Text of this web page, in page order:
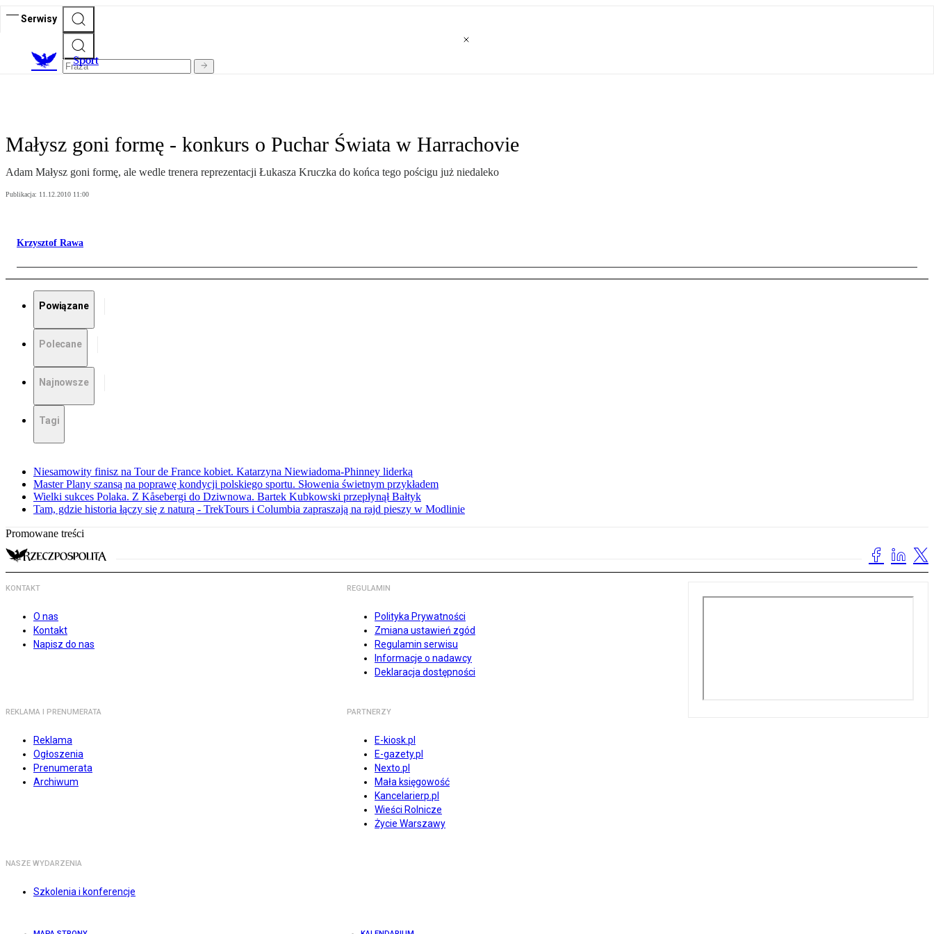
Serwisy
Sport
Małysz goni formę - konkurs o Puchar Świata w Harrachovie
Adam Małysz goni formę, ale wedle trenera reprezentacji Łukasza Kruczka do końca tego pościgu już niedaleko
Publikacja: 11.12.2010 11:00
Krzysztof Rawa
Powiązane
Polecane
Najnowsze
Tagi
Niesamowity finisz na Tour de France kobiet. Katarzyna Niewiadoma-Phinney liderką
Master Plany szansą na poprawę kondycji polskiego sportu. Słowenia świetnym przykładem
Wielki sukces Polaka. Z Kåsebergi do Dziwnowa. Bartek Kubkowski przepłynął Bałtyk
Tam, gdzie historia łączy się z naturą - TrekTours i Columbia zapraszają na rajd pieszy w Modlinie
Promowane treści
KONTAKT
O nas
Kontakt
Napisz do nas
REGULAMIN
Polityka Prywatności
Zmiana ustawień zgód
Regulamin serwisu
Informacje o nadawcy
Deklaracja dostępności
REKLAMA I PRENUMERATA
Reklama
Ogłoszenia
Prenumerata
Archiwum
PARTNERZY
E-kiosk.pl
E-gazety.pl
Nexto.pl
Mała księgowość
Kancelarierp.pl
Wieści Rolnicze
Życie Warszawy
NASZE WYDARZENIA
Szkolenia i konferencje